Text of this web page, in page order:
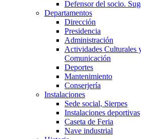
Defensor del socio.
Departamentos
Dirección
Presidencia
Administración
Actividades Culturales
Comunicación
Deportes
Mantenimiento
Conserjería
Instalaciones
Sede social, Sierpes
Instalaciones deportivas
Caseta de Feria
Nave industrial